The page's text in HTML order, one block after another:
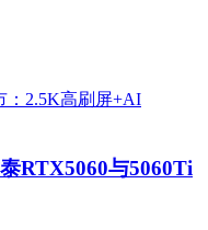
RTX5060与5060Ti